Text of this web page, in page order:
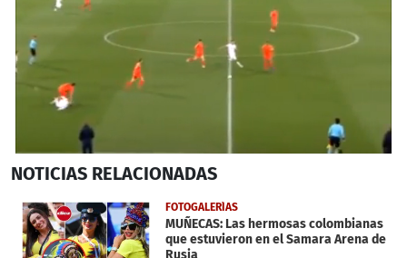
seconds
1
minute,
36
seconds
NOTICIAS RELACIONADAS
FOTOGALERÍAS
MUÑECAS: Las hermosas colombianas
que estuvieron en el Samara Arena de